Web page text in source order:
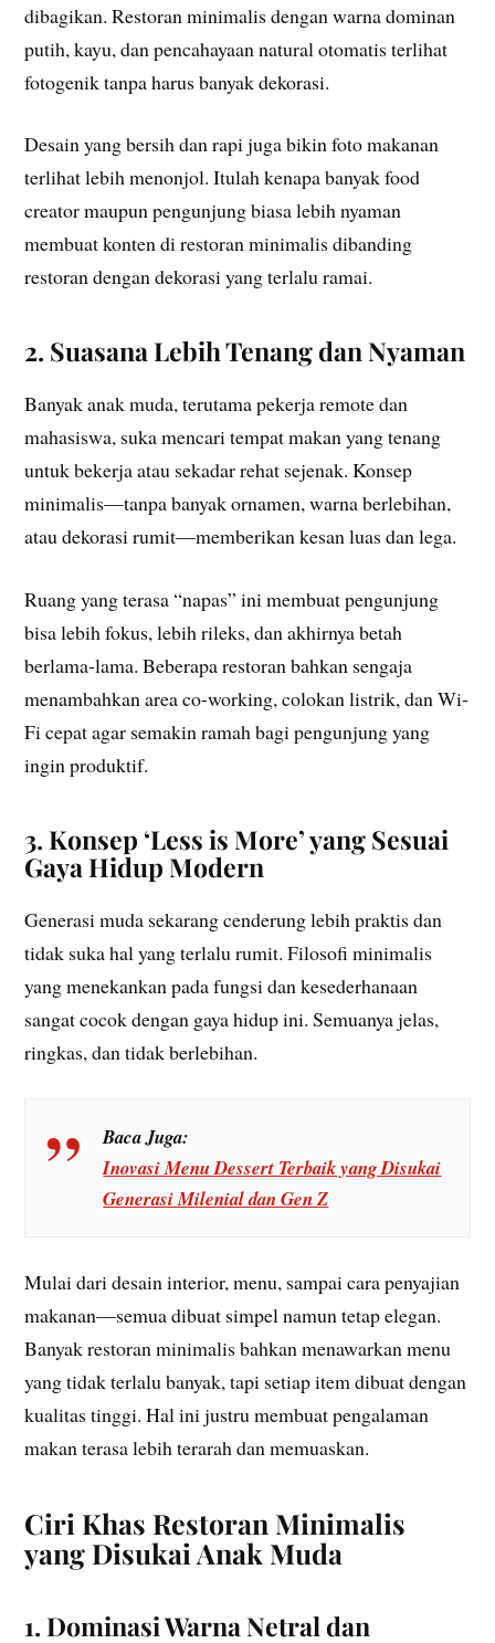
dibagikan. Restoran minimalis dengan warna dominan
putih, kayu, dan pencahayaan natural otomatis terlihat
fotogenik tanpa harus banyak dekorasi.
Desain yang bersih dan rapi juga bikin foto makanan
terlihat lebih menonjol. Itulah kenapa banyak food
creator maupun pengunjung biasa lebih nyaman
membuat konten di restoran minimalis dibanding
restoran dengan dekorasi yang terlalu ramai.
2. Suasana Lebih Tenang dan Nyaman
Banyak anak muda, terutama pekerja remote dan
mahasiswa, suka mencari tempat makan yang tenang
untuk bekerja atau sekadar rehat sejenak. Konsep
minimalis—tanpa banyak ornamen, warna berlebihan,
atau dekorasi rumit—memberikan kesan luas dan lega.
Ruang yang terasa “napas” ini membuat pengunjung
bisa lebih fokus, lebih rileks, dan akhirnya betah
berlama-lama. Beberapa restoran bahkan sengaja
menambahkan area co-working, colokan listrik, dan Wi-
Fi cepat agar semakin ramah bagi pengunjung yang
ingin produktif.
3. Konsep ‘Less is More’ yang Sesuai
Gaya Hidup Modern
Generasi muda sekarang cenderung lebih praktis dan
tidak suka hal yang terlalu rumit. Filosofi minimalis
yang menekankan pada fungsi dan kesederhanaan
sangat cocok dengan gaya hidup ini. Semuanya jelas,
ringkas, dan tidak berlebihan.
Baca Juga:
Inovasi Menu Dessert Terbaik yang Disukai
Generasi Milenial dan Gen Z
Mulai dari desain interior, menu, sampai cara penyajian
makanan—semua dibuat simpel namun tetap elegan.
Banyak restoran minimalis bahkan menawarkan menu
yang tidak terlalu banyak, tapi setiap item dibuat dengan
kualitas tinggi. Hal ini justru membuat pengalaman
makan terasa lebih terarah dan memuaskan.
Ciri Khas Restoran Minimalis
yang Disukai Anak Muda
1. Dominasi Warna Netral dan